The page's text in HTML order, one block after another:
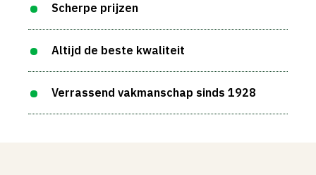
Scherpe prijzen
Altijd de beste kwaliteit
Verrassend vakmanschap sinds 1928